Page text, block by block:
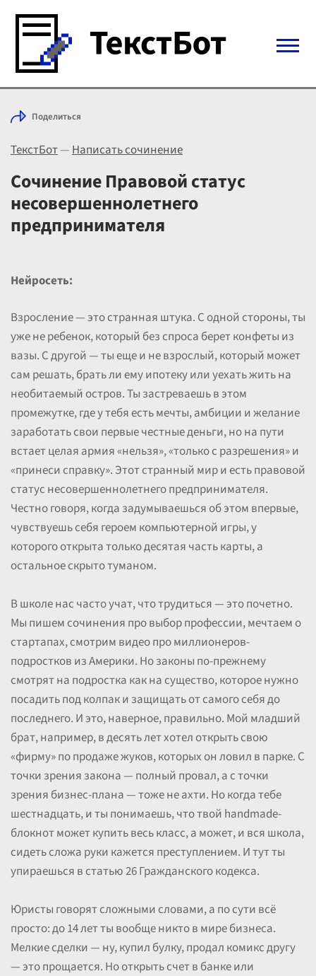
Войти с Telegram
Выбрать режим
Цены
Поделиться
ТекстБот—Написать сочинение
Сочинение Правовой статус
несовершеннолетнего
предпринимателя
Нейросеть:
Взросление — это странная штука. С одной стороны, ты
уже не ребенок, который без спроса берет конфеты из
вазы. С другой — ты еще и не взрослый, который может
сам решать, брать ли ему ипотеку или уехать жить на
необитаемый остров. Ты застреваешь в этом
промежутке, где у тебя есть мечты, амбиции и желание
заработать свои первые честные деньги, но на пути
встает целая армия «нельзя», «только с разрешения» и
«принеси справку». Этот странный мир и есть правовой
статус несовершеннолетнего предпринимателя.
Честно говоря, когда задумываешься об этом впервые,
чувствуешь себя героем компьютерной игры, у
которого открыта только десятая часть карты, а
остальное скрыто туманом.
В школе нас часто учат, что трудиться — это почетно.
Мы пишем сочинения про выбор профессии, мечтаем о
стартапах, смотрим видео про миллионеров-
подростков из Америки. Но законы по-прежнему
смотрят на подростка как на существо, которое нужно
посадить под колпак и защищать от самого себя до
последнего. И это, наверное, правильно. Мой младший
брат, например, в десять лет хотел открыть свою
«фирму» по продаже жуков, которых он ловил в парке. С
точки зрения закона — полный провал, а с точки
зрения бизнес-плана — тоже не ахти. Но когда тебе
шестнадцать, и ты понимаешь, что твой handmade-
блокнот может купить весь класс, а может, и вся школа,
сидеть сложа руки кажется преступлением. И тут ты
упираешься в статью 26 Гражданского кодекса.
Юристы говорят сложными словами, а по сути всё
просто: до 14 лет ты вообще никто в мире бизнеса.
Мелкие сделки — ну, купил булку, продал комикс другу
— это прощается. Но открыть счет в банке или